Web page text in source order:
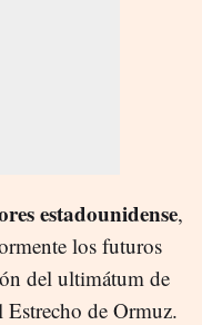
estadounidense,
los futuros
del ultimátum de
de Ormuz.